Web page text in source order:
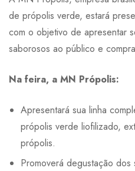
de própolis verde, estará
com o objetivo de apresentar
saborosos ao público e
Na feira, a MN Própolis:
Apresentará sua linha
própolis verde liofilizado,
própolis.
Promoverá degustação